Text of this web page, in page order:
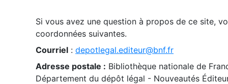
Si vous avez une question à propos de ce site,
coordonnées suivantes.
Courriel : depotlegal.editeur@bnf.fr
Adresse postale : Bibliothèque nationale de
Département du dépôt légal - Nouveautés